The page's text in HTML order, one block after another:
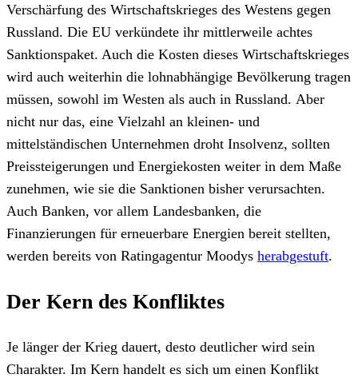
Verschärfung des Wirtschaftskrieges des Westens gegen
Russland. Die EU verkündete ihr mittlerweile achtes
Sanktionspaket. Auch die Kosten dieses Wirtschaftskrieges
wird auch weiterhin die lohnabhängige Bevölkerung tragen
müssen, sowohl im Westen als auch in Russland. Aber
nicht nur das, eine Vielzahl an kleinen- und
mittelständischen Unternehmen droht Insolvenz, sollten
Preissteigerungen und Energiekosten weiter in dem Maße
zunehmen, wie sie die Sanktionen bisher verursachten.
Auch Banken, vor allem Landesbanken, die
Finanzierungen für erneuerbare Energien bereit stellten,
werden bereits von Ratingagentur Moodys herabgestuft.
Der Kern des Konfliktes
Je länger der Krieg dauert, desto deutlicher wird sein
Charakter. Im Kern handelt es sich um einen Konflikt